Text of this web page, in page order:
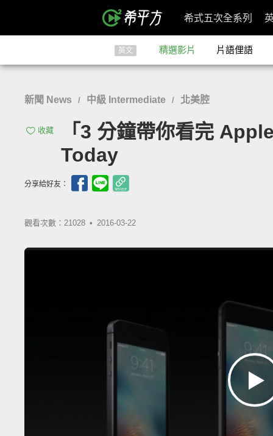
希式五次全系列
英文 精選影片 片語俚語
新聞 News / 中級 Intermediate / 北美腔
收藏
「3 分鐘帶你看完
Today
分享給好友：
觀看次數：21028 • 2016-03-22